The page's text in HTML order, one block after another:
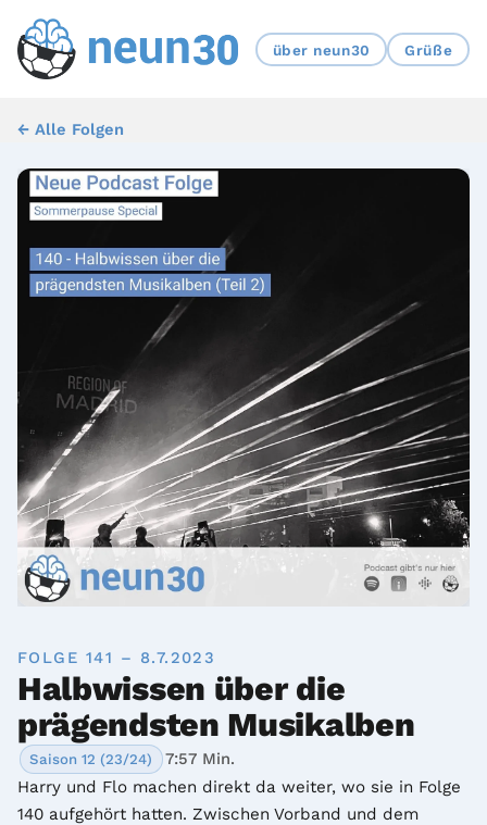
über neun30 Grüße
← Alle Folgen
FOLGE 141 – 8.7.2023
Halbwissen über die
prägendsten Musikalben
Saison 12 (23/24)
7:57 Min.
Harry und Flo machen direkt da weiter, wo sie in Folge
140 aufgehört hatten. Zwischen Vorband und dem